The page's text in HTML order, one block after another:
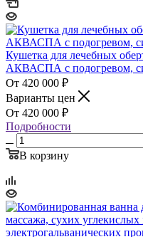
Кушетка для лечебных
АКВАСПА с подогревом,
420 000 ₽
Варианты цен
420 000 ₽
Подробности
В корзину